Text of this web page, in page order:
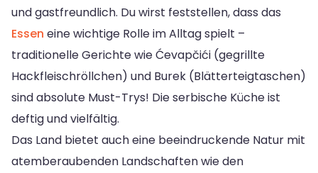
und gastfreundlich. Du wirst feststellen, dass das
Essen eine wichtige Rolle im Alltag spielt –
traditionelle Gerichte wie Ćevapčići (gegrillte
Hackfleischröllchen) und Burek (Blätterteigtaschen)
sind absolute Must-Trys! Die serbische Küche ist
deftig und vielfältig.
Das Land bietet auch eine beeindruckende Natur mit
atemberaubenden Landschaften wie den